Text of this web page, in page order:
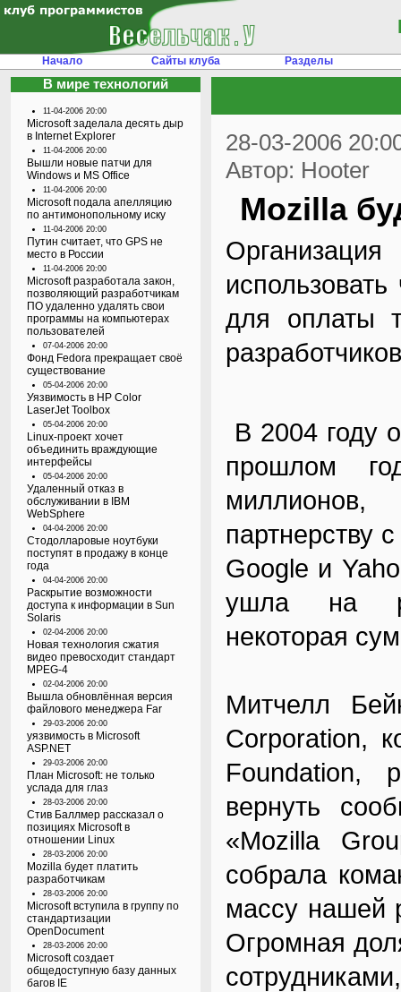
Начало Сайты клуба Разделы
В мире технологий
11-04-2006 20:00
Microsoft заделала десять дыр
в Internet Explorer
11-04-2006 20:00
Вышли новые патчи для
Windows и MS Office
11-04-2006 20:00
Microsoft подала апелляцию
по антимонопольному иску
11-04-2006 20:00
Путин считает, что GPS не
место в России
11-04-2006 20:00
Microsoft разработала закон,
позволяющий разработчикам
ПО удаленно удалять свои
программы на компьютерах
пользователей
07-04-2006 20:00
Фонд Fedora прекращает своё
существование
05-04-2006 20:00
Уязвимость в HP Color
LaserJet Toolbox
05-04-2006 20:00
Linux-проект хочет
объединить враждующие
интерфейсы
05-04-2006 20:00
Удаленный отказ в
обслуживании в IBM
WebSphere
04-04-2006 20:00
Стодолларовые ноутбуки
поступят в продажу в конце
года
04-04-2006 20:00
Раскрытие возможности
доступа к информации в Sun
Solaris
02-04-2006 20:00
Новая технология сжатия
видео превосходит стандарт
MPEG-4
02-04-2006 20:00
Вышла обновлённая версия
файлового менеджера Far
29-03-2006 20:00
уязвимость в Microsoft
ASP.NET
29-03-2006 20:00
План Microsoft: не только
услада для глаз
28-03-2006 20:00
Стив Баллмер рассказал о
позициях Microsoft в
отношении Linux
28-03-2006 20:00
Mozilla будет платить
разработчикам
28-03-2006 20:00
Microsoft вступила в группу по
стандартизации
OpenDocument
28-03-2006 20:00
Microsoft создает
общедоступную базу данных
багов IE
28-03-2006
Автор: Hooter
Mozilla
для оплаты
В 2004 году
прошлом
партнерству
Google и
ушла на
некоторая
Митчелл
Corporation,
Foundation,
вернуть
«Mozilla
собрала
массу нашей
Огромная